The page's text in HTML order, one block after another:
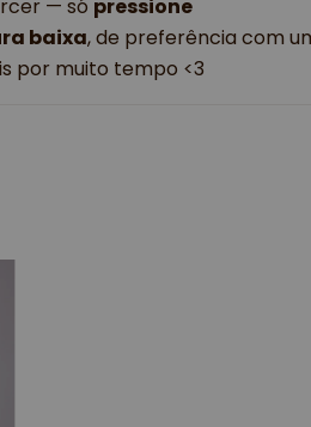
— só pressione
baixa, de preferência com
por muito tempo <3